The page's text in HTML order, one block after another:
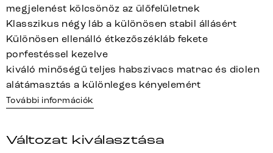
megjelenést kölcsönöz az ülőfelületnek
Klasszikus négy láb a különösen stabil állásért
Különösen ellenálló étkezőszékláb fekete
porfestéssel kezelve
kiváló minőségű teljes habszivacs matrac és diolen
alátámasztás a különleges kényelemért
További információk
Változat kiválasztása